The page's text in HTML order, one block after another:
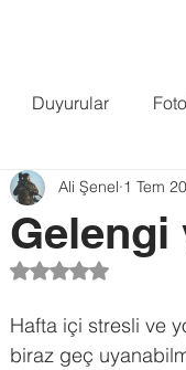
Duyurular
Testler
Gelengi
Ali Şenel 1 Tem
5 üzerinden NaN
Hafta içi stresli ve
biraz geç